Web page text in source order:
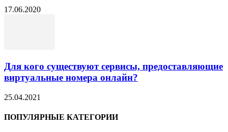
17.06.2020
Для кого существуют сервисы, предоставляющие
виртуальные номера онлайн?
25.04.2021
ПОПУЛЯРНЫЕ КАТЕГОРИИ